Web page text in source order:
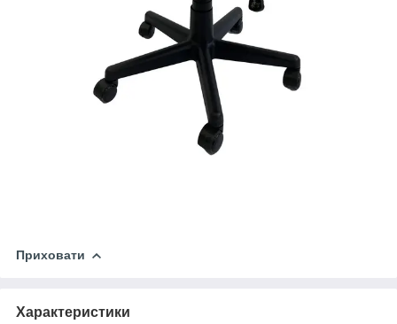
Приховати
Характеристики